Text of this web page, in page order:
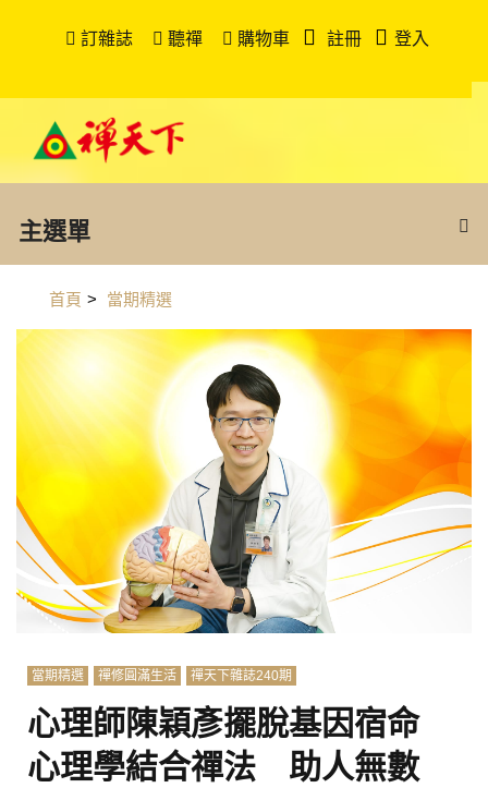
訂雜誌 聽禪 購物車 註冊 登入
主選單
首頁 > 當期精選
當期精選 禪修圓滿生活 禪天下雜誌240期
心理師陳穎彥擺脫基因宿命
心理學結合禪法 助人無數